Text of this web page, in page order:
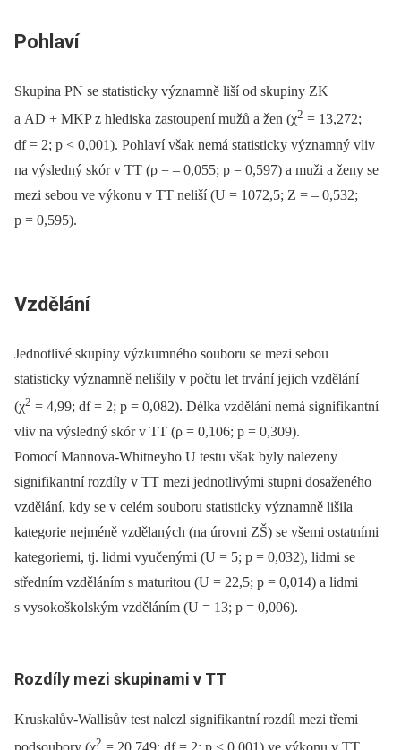
Pohlaví
Skupina PN se statisticky významně liší od skupiny ZK
a AD + MKP z hlediska zastoupení mužů a žen (χ2 = 13,272;
df = 2; p < 0,001). Pohlaví však nemá statisticky významný vliv
na výsledný skór v TT (ρ = –⁠ 0,055; p = 0,597) a muži a ženy se
mezi sebou ve výkonu v TT neliší (U = 1072,5; Z = –⁠ 0,532;
p = 0,595).
Vzdělání
Jednotlivé skupiny výzkumného souboru se mezi sebou
statisticky významně nelišily v počtu let trvání jejich vzdělání
(χ2 = 4,99; df = 2; p = 0,082). Délka vzdělání nemá signifikantní
vliv na výsledný skór v TT (ρ = 0,106; p = 0,309).
Pomocí Mannova-Whitneyho U testu však byly nalezeny
signifikantní rozdíly v TT mezi jednotlivými stupni dosaženého
vzdělání, kdy se v celém souboru statisticky významně lišila
kategorie nejméně vzdělaných (na úrovni ZŠ) se všemi ostatními
kategoriemi, tj. lidmi vyučenými (U = 5; p = 0,032), lidmi se
středním vzděláním s maturitou (U = 22,5; p = 0,014) a lidmi
s vysokoškolským vzděláním (U = 13; p = 0,006).
Rozdíly mezi skupinami v TT
Kruskalův-Wallisův test nalezl signifikantní rozdíl mezi třemi
2